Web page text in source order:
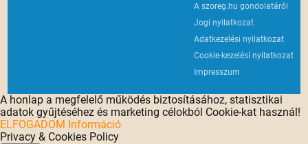
A szoreg.hu gondolatáról
Jogi nyilatkozat
Adatkezelési nyilatkozat
Cookie-kezelési nyilatkozat
Impresszum
A honlap a megfelelő működés biztosításához, statisztikai
adatok gyűjtéséhez és marketing célokból Cookie-kat használ!
ELFOGADOM Információ
Privacy & Cookies Policy